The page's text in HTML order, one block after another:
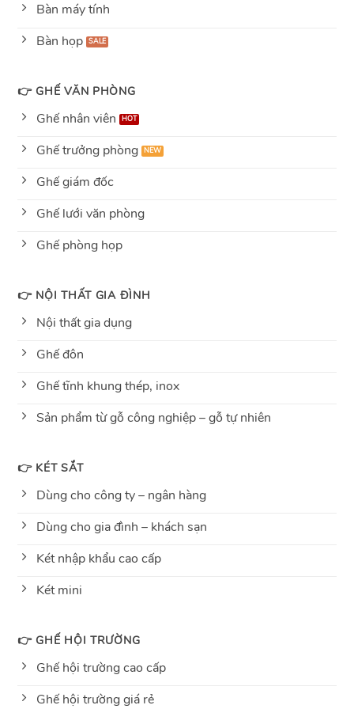
Bàn máy tính
Bàn họp
👉 GHẾ VĂN PHÒNG
Ghế nhân viên
Ghế trưởng phòng
Ghế giám đốc
Ghế lưới văn phòng
Ghế phòng họp
👉 NỘI THẤT GIA ĐÌNH
Nội thất gia dụng
Ghế đôn
Ghế tĩnh khung thép, inox
Sản phẩm từ gỗ công nghiệp – gỗ tự nhiên
👉 KÉT SẮT
Dùng cho công ty – ngân hàng
Dùng cho gia đình – khách sạn
Két nhập khẩu cao cấp
Két mini
👉 GHẾ HỘI TRƯỜNG
Ghế hội trường cao cấp
Ghế hội trường giá rẻ